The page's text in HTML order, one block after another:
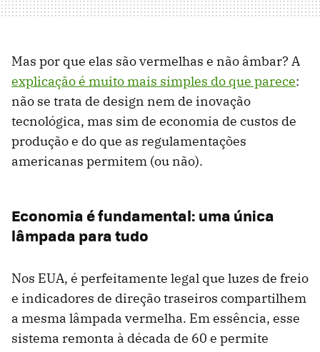
Mas por que elas são vermelhas e não âmbar? A
explicação é muito mais simples do que parece:
não se trata de design nem de inovação
tecnológica, mas sim de economia de custos de
produção e do que as regulamentações
americanas permitem (ou não).
Economia é fundamental: uma única
lâmpada para tudo
Nos EUA, é perfeitamente legal que luzes de freio
e indicadores de direção traseiros compartilhem
a mesma lâmpada vermelha. Em essência, esse
sistema remonta à década de 60 e permite